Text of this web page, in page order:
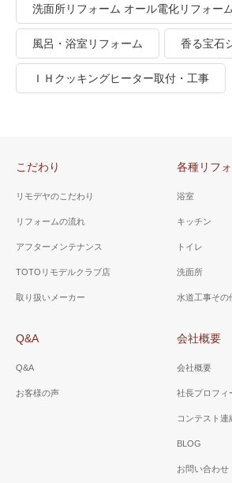
洗面所リフォーム オール電化リフォーム
風呂・浴室リフォーム 香る宝石
ＩＨクッキングヒーター取付・工事
こだわり
リモデヤのこだわり
リフォームの流れ
アフターメンテナンス
TOTOリモデルクラブ店
取り扱いメーカー
各種リフ
浴室
キッチン
トイレ
洗面所
水道工事その
Q&A
Q&A
お客様の声
会社概要
会社概要
社長プロフィ
コンテスト連
BLOG
お問い合わせ